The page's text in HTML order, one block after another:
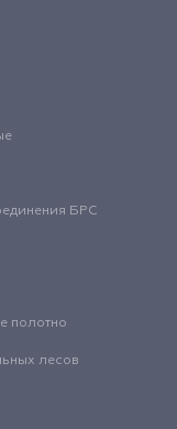
БРС
полотно
лесов